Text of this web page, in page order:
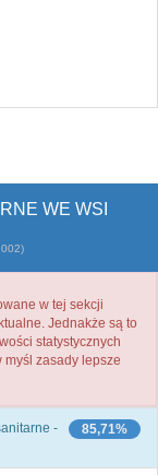
WE WSI
w tej sekcji
Jednakże są to
statystycznych
zasady lepsze
85,71%
-